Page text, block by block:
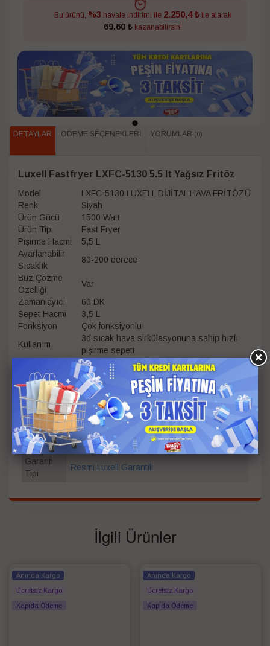
Bu ürünü, %3 havale indirimi ile 2.250,4 ₺ile alarak
69.60 ₺kazanabilirsin!
DETAYLAR ÖDEME SEÇENEKLERI YORUMLAR (0)
Luxell Fastfryer LXFC-5130 5.5 lt Yağsız Fritöz
Model
LXFC-5130 LUXELL DİJİTAL HAVA FRİTÖZÜ
Renk
Siyah
Ürün Gücü
1500 Watt
Ürün Tipi
Fast Fryer
Pişirme Hacmi
5,5 L
Ayarlanabilir
Sıcaklık
80-200 derece
Buz Çözme
Özelliği
Var
Zamanlayıcı
60 DK
Sepet Hacmi
3,5 L
Fonksiyon
Çok fonksiyonlu
Kullanım
3d sıcak hava sirkülasyonuna sahip hızlı
pişirme sepeti
Litre
5.5
Güç
1500 W
Garanti
Süresi
(Yıl)
3
Garanti
Tipi
Resmi Luxell Garantili
İlgili Ürünler
Anında Kargo
Ücretsiz Kargo
Kapıda Ödeme
Anında Kargo
Ücretsiz Kargo
Kapıda Ödeme